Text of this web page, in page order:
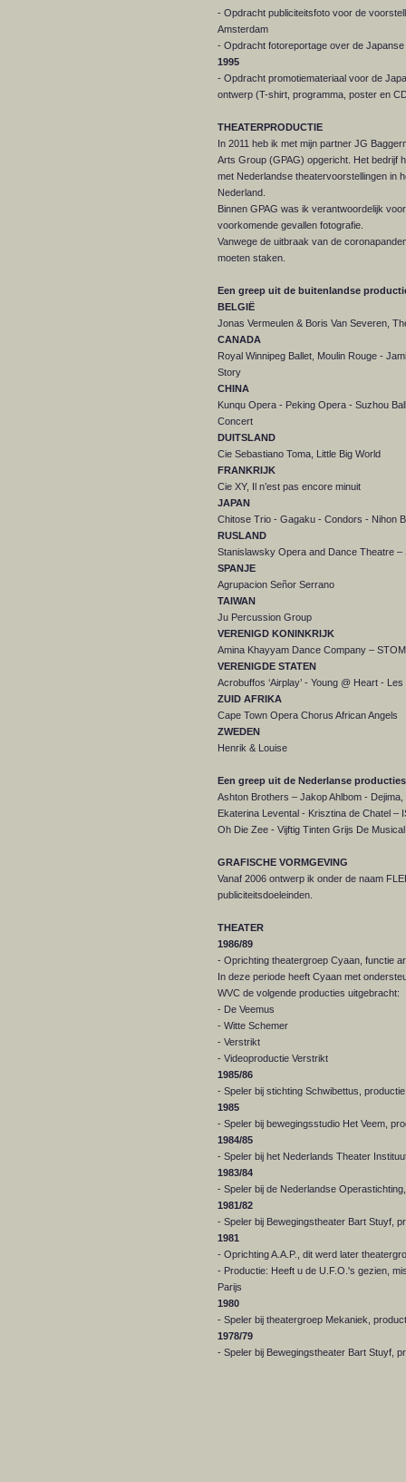
- Opdracht publiciteitsfoto voor de
Amsterdam
- Opdracht fotoreportage over de
1995
- Opdracht promotiemateriaal voor de
ontwerp (T-shirt, programma, poster en
THEATERPRODUCTIE
In 2011 heb ik met mijn partner JG
Arts Group (GPAG) opgericht. Het bedrijf
met Nederlandse theatervoorstellingen in
Nederland.
Binnen GPAG was ik verantwoordelijk
voorkomende gevallen fotografie.
Vanwege de uitbraak van de
moeten staken.
Een greep uit de buitenlandse
BELGIË
Jonas Vermeulen & Boris Van Severen,
CANADA
Royal Winnipeg Ballet, Moulin Rouge -
Story
CHINA
Kunqu Opera - Peking Opera - Suzhou
Concert
DUITSLAND
Cie Sebastiano Toma, Little Big World
FRANKRIJK
Cie XY, Il n’est pas encore minuit
JAPAN
Chitose Trio - Gagaku - Condors - Nihon
RUSLAND
Stanislawsky Opera and Dance Theatre –
SPANJE
Agrupacion Señor Serrano
TAIWAN
Ju Percussion Group
VERENIGD KONINKRIJK
Amina Khayyam Dance Company –
VERENIGDE STATEN
Acrobuffos ‘Airplay’ - Young @ Heart -
ZUID AFRIKA
Cape Town Opera Chorus African Angels
ZWEDEN
Henrik & Louise
Een greep uit de Nederlanse
Ashton Brothers – Jakop Ahlbom -
Ekaterina Levental - Krisztina de Chatel –
Oh Die Zee - Vijftig Tinten Grijs De Musical
GRAFISCHE VORMGEVING
Vanaf 2006 ontwerp ik onder de naam
publiciteitsdoeleinden.
THEATER
1986/89
- Oprichting theatergroep Cyaan, functie
In deze periode heeft Cyaan met
WVC de volgende producties uitgebracht:
- De Veemus
- Witte Schemer
- Verstrikt
- Videoproductie Verstrikt
1985/86
- Speler bij stichting Schwibettus,
1985
- Speler bij bewegingsstudio Het Veem,
1984/85
- Speler bij het Nederlands Theater
1983/84
- Speler bij de Nederlandse
1981/82
- Speler bij Bewegingstheater Bart Stuyf,
1981
- Oprichting A.A.P., dit werd later
- Productie: Heeft u de U.F.O.'s gezien,
Parijs
1980
- Speler bij theatergroep Mekaniek,
1978/79
- Speler bij Bewegingstheater Bart Stuyf,